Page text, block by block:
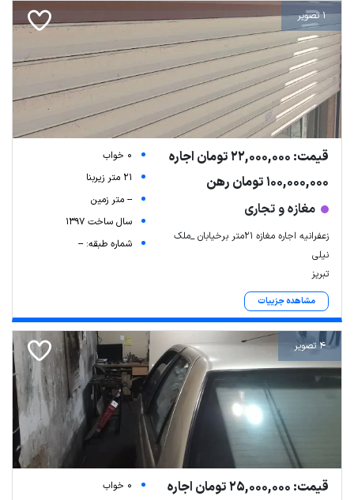
1 تصویر
قیمت: 22,000,000 تومان اجاره
100,000,000 تومان رهن
مغازه و تجاری
زعفرانیه اجاره مغازه 21متر برخیابان _ملک
نیلی
تبریز
مشاهده جزییات
0 خواب
21 متر زیربنا
-- متر زمین
سال ساخت 1397
شماره طبقه: --
4 تصویر
قیمت: 25,000,000 تومان اجاره
0 خواب